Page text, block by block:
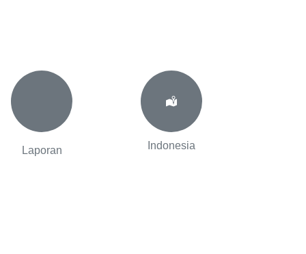
Laporan Indonesia